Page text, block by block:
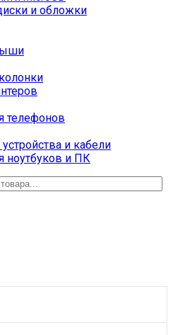
и обложки
телефонов
и кабели
ноутбуков и ПК